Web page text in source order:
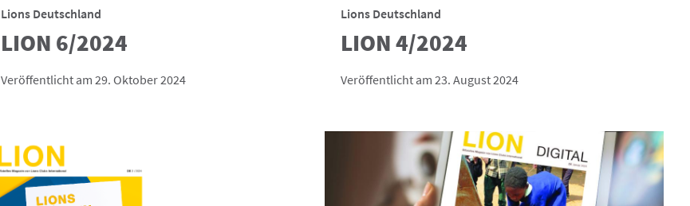
Lions Deutschland
LION 6/2024
Veröffentlicht am 29. Oktober 2024
Lions Deutschland
LION 4/2024
Veröffentlicht am 23. August 2024